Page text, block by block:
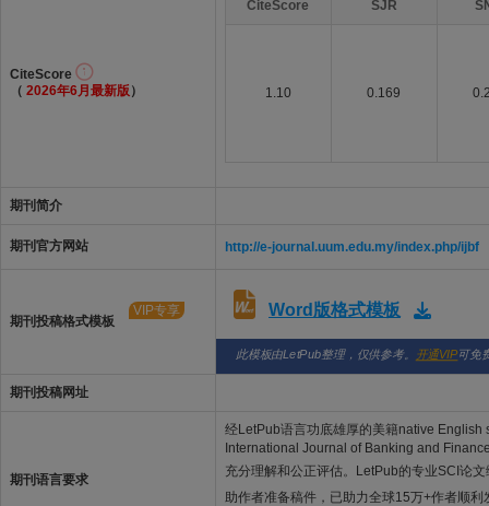
CiteScore
（ 2026年6月最新版 ）
CiteScore SJR
1.10 0.169
期刊简介
期刊官方网站 http://e-journal.uum.edu.my/index.php/ijbf
期刊投稿格式模板
VIP专享 Word版格式模板
此模板由LetPub整理，仅供参考。 开通VIP可免
期刊投稿网址
期刊语言要求
经LetPub语言功底雄厚的美籍native
International Journal of Banking and
充分理解和公正评估。LetPub的专业SCI论
助作者准备稿件，已助力全球15万+作者顺